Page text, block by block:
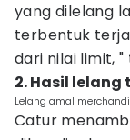
yang dilelang
terbentuk
dari nilai limit,
2. Hasil
Lelang amal
Catur